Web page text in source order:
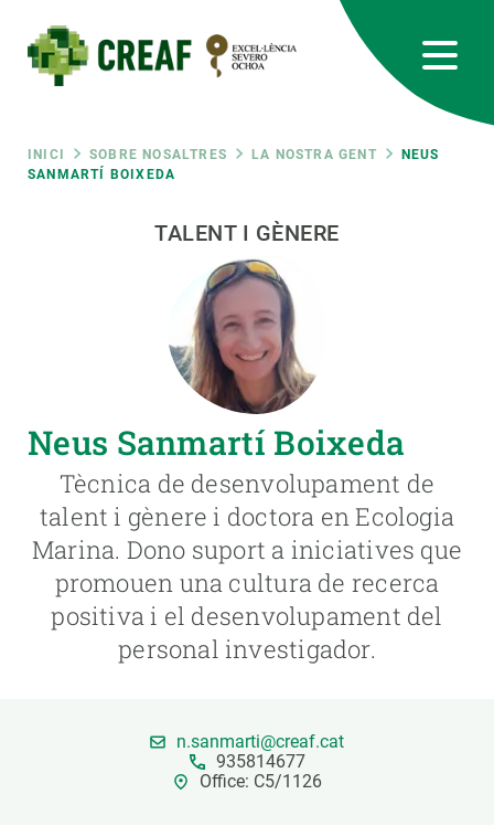
contingut
Fil
d'ariadna
INICI SOBRE NOSALTRES LA NOSTRA GENT
NEUS
SANMARTÍ BOIXEDA
TALENT I GÈNERE
Neus Sanmartí Boixeda
Tècnica de desenvolupament de
talent i gènere i doctora en Ecologia
Marina. Dono suport a iniciatives que
promouen una cultura de recerca
positiva i el desenvolupament del
personal investigador.
n.sanmarti@creaf.cat
935814677
Office: C5/1126
RRSS
Featured
responsive
Responsive
CIÈNCIA EN ACCIÓ
UNEIX-TE A NOSALTRES
PARTICIPA
NOTÍCIES I AGENDA